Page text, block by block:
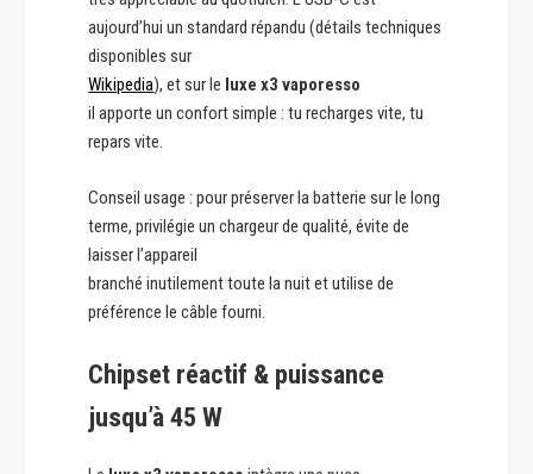
aujourd’hui un standard répandu (détails techniques
disponibles sur
Wikipedia), et sur le luxe x3 vaporesso
il apporte un confort simple : tu recharges vite, tu
repars vite.
Conseil usage : pour préserver la batterie sur le long
terme, privilégie un chargeur de qualité, évite de
laisser l’appareil
branché inutilement toute la nuit et utilise de
préférence le câble fourni.
Chipset réactif & puissance
jusqu’à 45 W